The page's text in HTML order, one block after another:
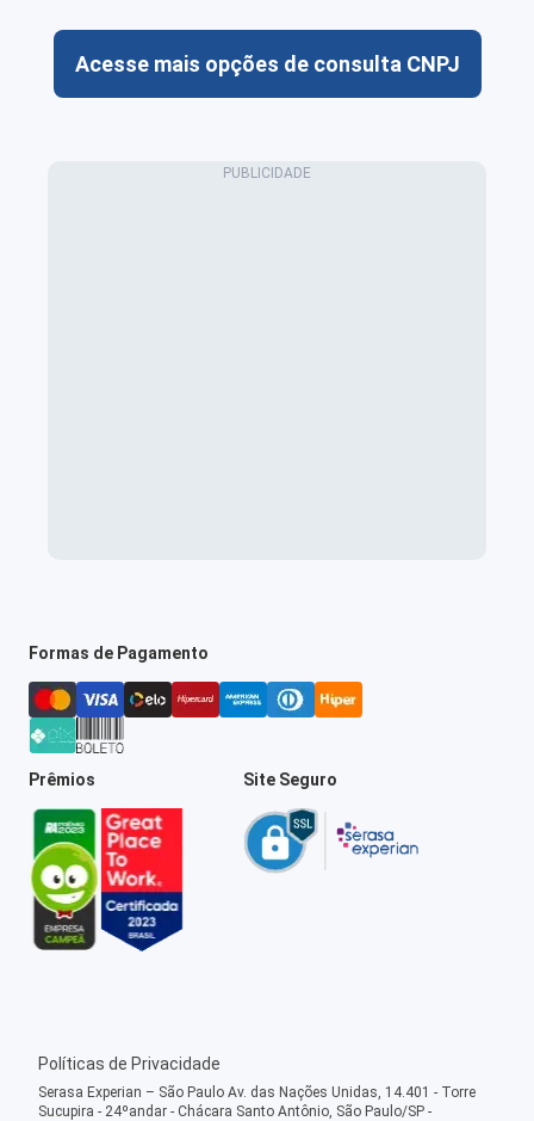
Acesse mais opções de consulta CNPJ
Formas de Pagamento
Prêmios Site Seguro
Políticas de Privacidade
Serasa Experian – São Paulo Av. das Nações Unidas, 14.401 - Torre
Sucupira - 24ºandar - Chácara Santo Antônio, São Paulo/SP -